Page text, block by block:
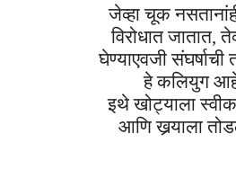
जेव्हा चूक
विरोधात जातात,
घेण्याएवजी संघर्षाची
हे कलियुग
इथे खोट्याला
आणि खर्‍याला